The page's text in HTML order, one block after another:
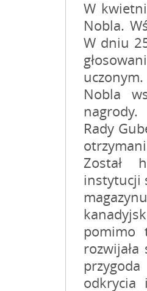
W
Nobla.
W dniu
Nobla
Rady
Został
instytucji
pomimo
odkrycia